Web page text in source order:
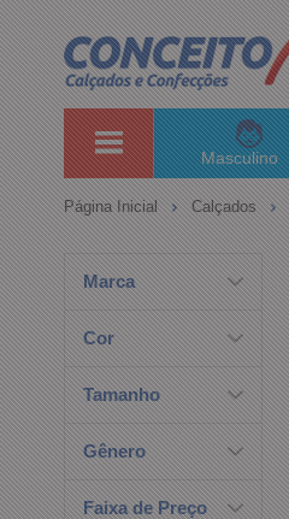
Masculino
Página Inicial Calçados
Marca
Cor
Tamanho
Gênero
Faixa de Preço